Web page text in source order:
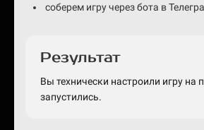
соберем игру через бота в
Результат
Вы технически настроили игру на
запустились.